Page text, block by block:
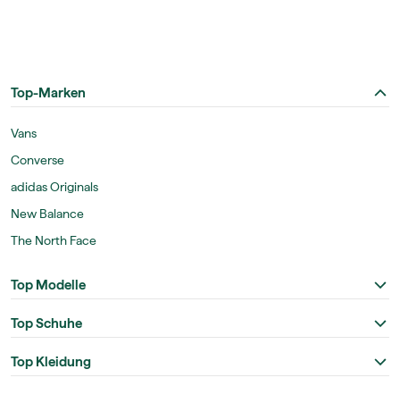
Top-Marken
Vans
Converse
adidas Originals
New Balance
The North Face
Top Modelle
Top Schuhe
Top Kleidung